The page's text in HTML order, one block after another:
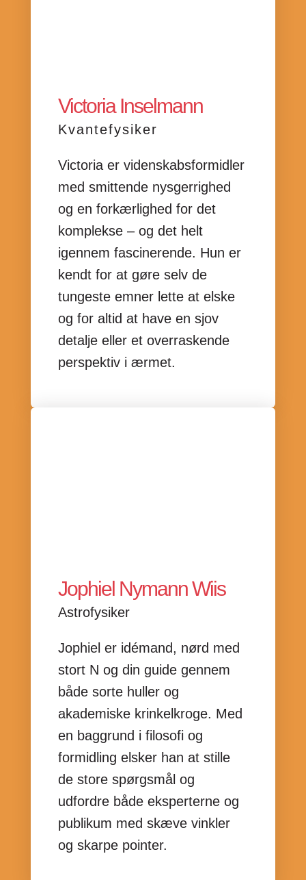
Victoria Inselmann
Kvantefysiker
Victoria er videnskabsformidler
med smittende nysgerrighed
og en forkærlighed for det
komplekse – og det helt
igennem fascinerende. Hun er
kendt for at gøre selv de
tungeste emner lette at elske
og for altid at have en sjov
detalje eller et overraskende
perspektiv i ærmet.
Jophiel Nymann Wiis
Astrofysiker
Jophiel er idémand, nørd med
stort N og din guide gennem
både sorte huller og
akademiske krinkelkroge. Med
en baggrund i filosofi og
formidling elsker han at stille
de store spørgsmål og
udfordre både eksperterne og
publikum med skæve vinkler
og skarpe pointer.